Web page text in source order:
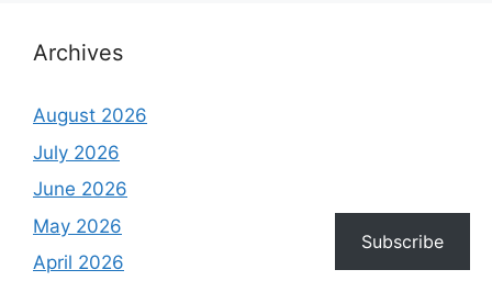
Archives
August 2026
July 2026
June 2026
May 2026
April 2026
Subscribe